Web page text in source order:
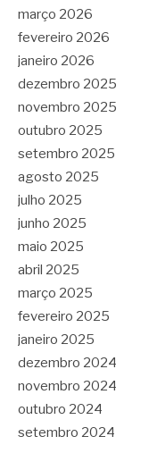
março 2026
fevereiro 2026
janeiro 2026
dezembro 2025
novembro 2025
outubro 2025
setembro 2025
agosto 2025
julho 2025
junho 2025
maio 2025
abril 2025
março 2025
fevereiro 2025
janeiro 2025
dezembro 2024
novembro 2024
outubro 2024
setembro 2024